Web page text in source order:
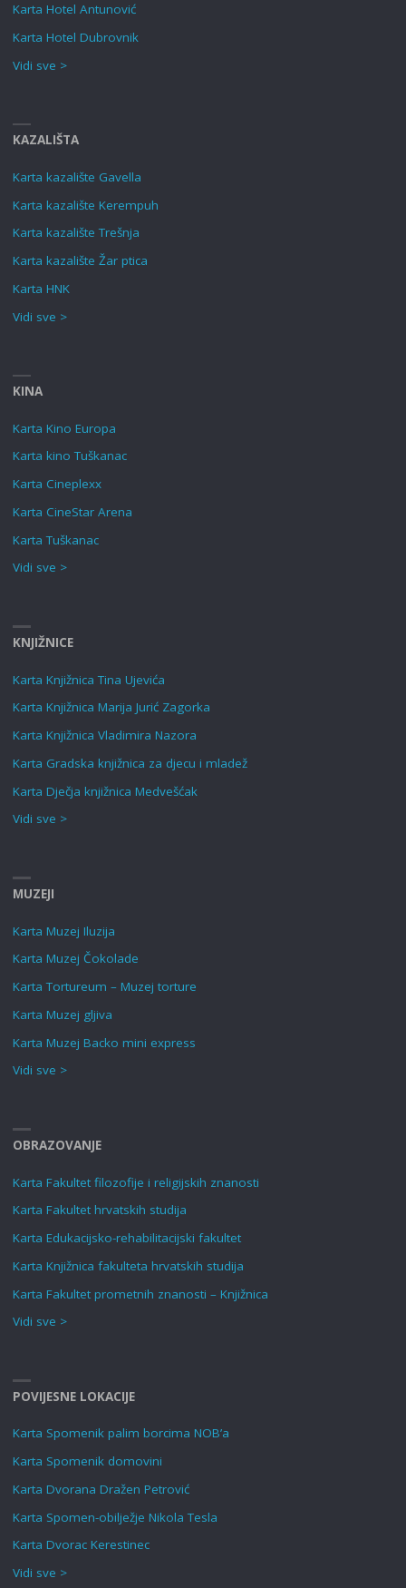
Karta Hotel Antunović
Karta Hotel Dubrovnik
Vidi sve >
KAZALIŠTA
Karta kazalište Gavella
Karta kazalište Kerempuh
Karta kazalište Trešnja
Karta kazalište Žar ptica
Karta HNK
Vidi sve >
KINA
Karta Kino Europa
Karta kino Tuškanac
Karta Cineplexx
Karta CineStar Arena
Karta Tuškanac
Vidi sve >
KNJIŽNICE
Karta Knjižnica Tina Ujevića
Karta Knjižnica Marija Jurić Zagorka
Karta Knjižnica Vladimira Nazora
Karta Gradska knjižnica za djecu i mladež
Karta Dječja knjižnica Medvešćak
Vidi sve >
MUZEJI
Karta Muzej Iluzija
Karta Muzej Čokolade
Karta Tortureum – Muzej torture
Karta Muzej gljiva
Karta Muzej Backo mini express
Vidi sve >
OBRAZOVANJE
Karta Fakultet filozofije i religijskih znanosti
Karta Fakultet hrvatskih studija
Karta Edukacijsko-rehabilitacijski fakultet
Karta Knjižnica fakulteta hrvatskih studija
Karta Fakultet prometnih znanosti – Knjižnica
Vidi sve >
POVIJESNE LOKACIJE
Karta Spomenik palim borcima NOB’a
Karta Spomenik domovini
Karta Dvorana Dražen Petrović
Karta Spomen-obilježje Nikola Tesla
Karta Dvorac Kerestinec
Vidi sve >